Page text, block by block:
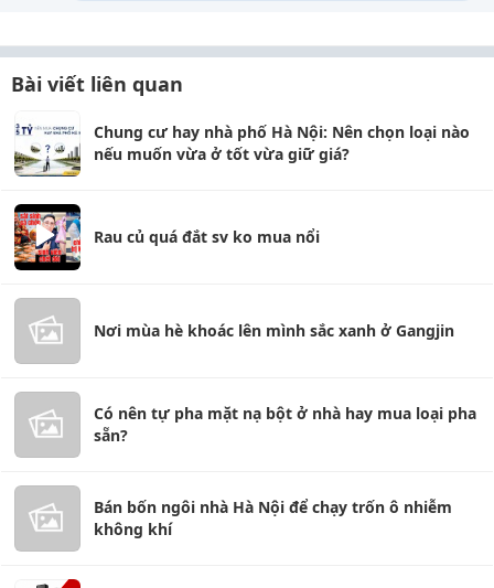
Bài viết liên quan
Chung cư hay nhà phố Hà Nội: Nên chọn loại nào
nếu muốn vừa ở tốt vừa giữ giá?
Rau củ quá đắt sv ko mua nổi
Nơi mùa hè khoác lên mình sắc xanh ở Gangjin
Có nên tự pha mặt nạ bột ở nhà hay mua loại pha
sẵn?
Bán bốn ngôi nhà Hà Nội để chạy trốn ô nhiễm
không khí